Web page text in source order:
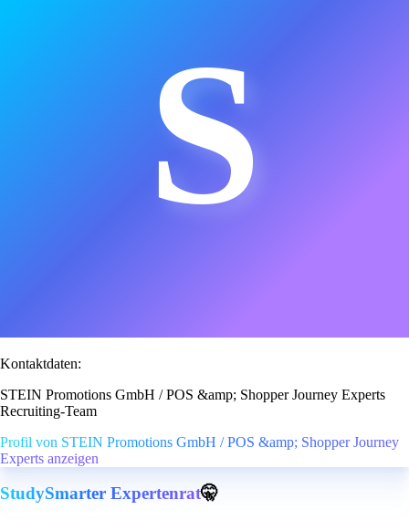
S
Kontaktdaten:
STEIN Promotions GmbH / POS &amp; Shopper Journey Experts
Recruiting-Team
Profil von STEIN Promotions GmbH / POS &amp; Shopper Journey
Experts anzeigen
StudySmarter Expertenrat🤫